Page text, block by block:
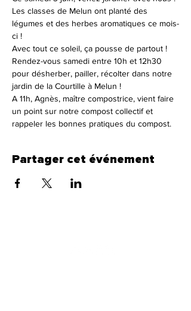
Les classes de Melun ont planté des
légumes et des herbes aromatiques ce mois-
ci !
Avec tout ce soleil, ça pousse de partout !
Rendez-vous samedi entre 10h et 12h30
pour désherber, pailler, récolter dans notre
jardin de la Courtille à Melun !
A 11h, Agnès, maître compostrice, vient faire
un point sur notre compost collectif et
rappeler les bonnes pratiques du compost.
Partager cet événement